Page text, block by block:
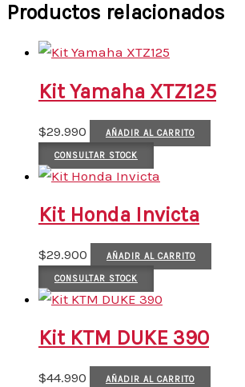
Productos relacionados
Kit Yamaha XTZ125
$29.990 AÑADIR AL CARRITO
CONSULTAR STOCK
Kit Honda Invicta
$29.900 AÑADIR AL CARRITO
CONSULTAR STOCK
Kit KTM DUKE 390
$44.990 AÑADIR AL CARRITO